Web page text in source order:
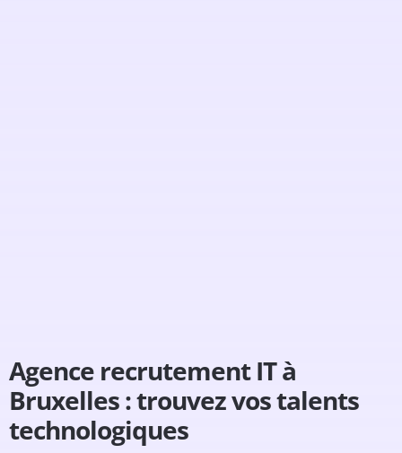
Agence recrutement IT à
Bruxelles : trouvez vos talents
technologiques